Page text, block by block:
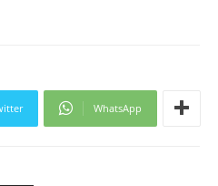
WhatsApp